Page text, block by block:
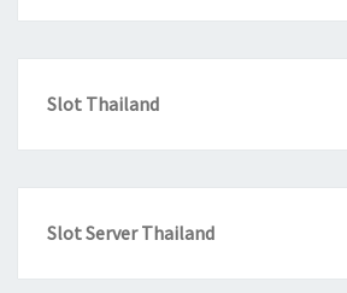
Slot Thailand
Slot Server Thailand